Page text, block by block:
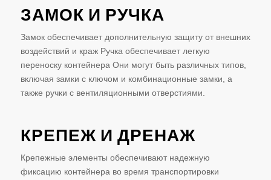
ЗАМОК И РУЧКА
Замок обеспечивает дополнительную защиту от внешних
воздействий и краж Ручка обеспечивает легкую
переноску контейнера Они могут быть различных типов,
включая замки с ключом и комбинационные замки, а
также ручки с вентиляционными отверстиями.
КРЕПЕЖ И ДРЕНАЖ
Крепежные элементы обеспечивают надежную
фиксацию контейнера во время транспортировки